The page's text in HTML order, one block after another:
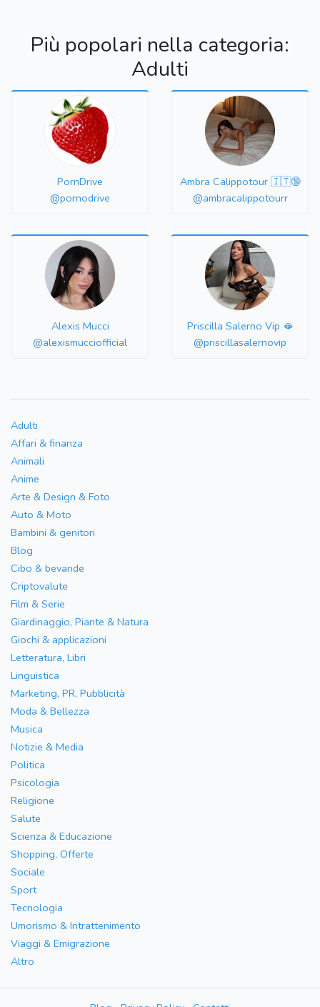
Più popolari nella categoria:
Adulti
PornDrive
@pornodrive
Ambra Calippotour 🇮🇹🔞
@ambracalippotourr
Alexis Mucci
@alexismucciofficial
Priscilla Salerno Vip 🫦
@priscillasalernovip
Adulti
Affari & finanza
Animali
Anime
Arte & Design & Foto
Auto & Moto
Bambini & genitori
Blog
Cibo & bevande
Criptovalute
Film & Serie
Giardinaggio, Piante & Natura
Giochi & applicazioni
Letteratura, Libri
Linguistica
Marketing, PR, Pubblicità
Moda & Bellezza
Musica
Notizie & Media
Politica
Psicologia
Religione
Salute
Scienza & Educazione
Shopping, Offerte
Sociale
Sport
Tecnologia
Umorismo & Intrattenimento
Viaggi & Emigrazione
Altro